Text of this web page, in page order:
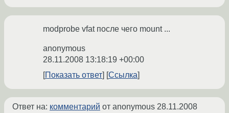
modprobe vfat после чего mount ...
anonymous
28.11.2008 13:18:19 +00:00
Показать ответ
Ссылка
Ответ на: комментарий от anonymous 28.11.2008